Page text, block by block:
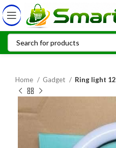
Home Gadget Ring light 12